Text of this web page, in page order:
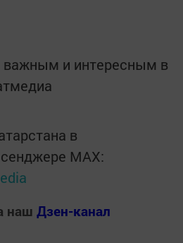
и интересным в
в
MАХ:
наш Дзен-канал